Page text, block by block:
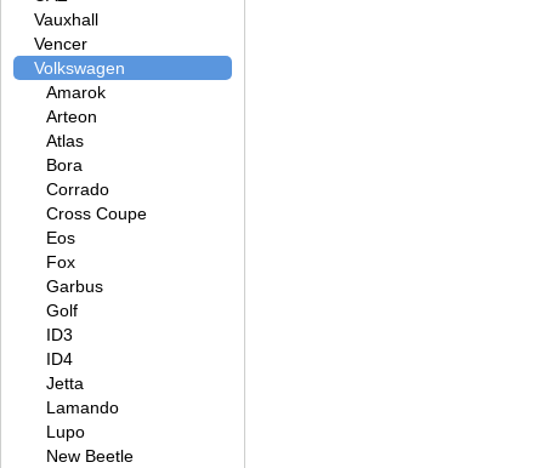
Vauxhall
Vencer
Volkswagen
Amarok
Arteon
Atlas
Bora
Corrado
Cross Coupe
Eos
Fox
Garbus
Golf
ID3
ID4
Jetta
Lamando
Lupo
New Beetle